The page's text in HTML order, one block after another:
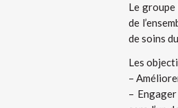
Le
de
de soins
Les
–
–